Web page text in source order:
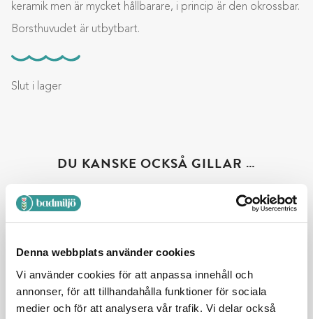
Denna webbplats använder cookies
Vi använder cookies för att anpassa innehåll och
annonser, för att tillhandahålla funktioner för sociala
medier och för att analysera vår trafik. Vi delar också
keramik men är mycket hållbarare, i princip är den okrossbar.
Borsthuvudet är utbytbart.
Slut i lager
DU KANSKE OCKSÅ GILLAR …
834-14
EXTRA BORSTHUVUD
NATURE OCH KOMODO
59SEK Lägg till